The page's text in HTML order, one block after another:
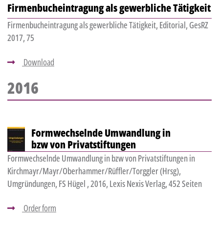
Firmenbucheintragung als gewerbliche Tätigkeit
Firmenbucheintragung als gewerbliche Tätigkeit, Editorial, GesRZ
2017, 75
Download
2016
Formwechselnde Umwandlung in
bzw von Privatstiftungen
Formwechselnde Umwandlung in bzw von Privatstiftungen in
Kirchmayr/Mayr/Oberhammer/Rüffler/Torggler (Hrsg),
Umgründungen, FS Hügel , 2016, Lexis Nexis Verlag, 452 Seiten
Order form